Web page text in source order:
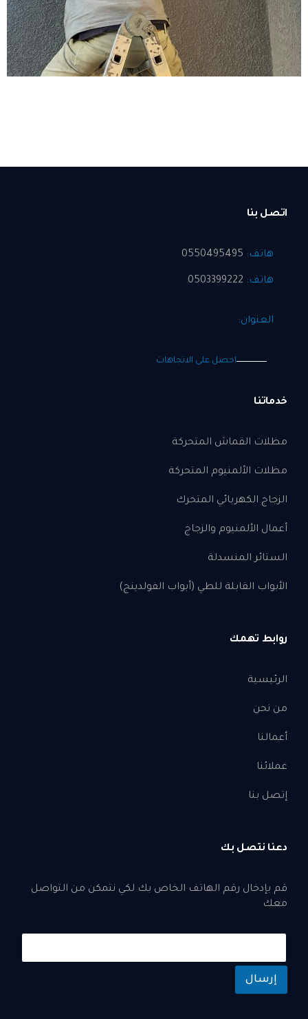
اتصل بنا
هاتف:
هاتف:
العنوان:
احصل على الاتجاهات
خدماتنا
مظلات القماش المتحركة
مظلات الألمنيوم المتحركة
الزجاج الكهربائي المتحرك
أعمال الألمنيوم والزجاج
الستائر المنسدلة
الأبواب القابلة للطي (أبواب الفولدينج)
روابط تهمك
الرئيسية
من نحن
أعمالنا
عملائنا
إتصل بنا
دعنا نتصل بك
قم بإدخال رقم الهاتف الخاص بك لكي نتمكن من التواصل
معك
إرسال